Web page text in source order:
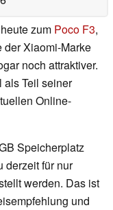
zum Poco F3,
der Xiaomi-Marke
noch attraktiver.
als Teil seiner
Online-
Speicherplatz
derzeit für nur
werden. Das ist
und